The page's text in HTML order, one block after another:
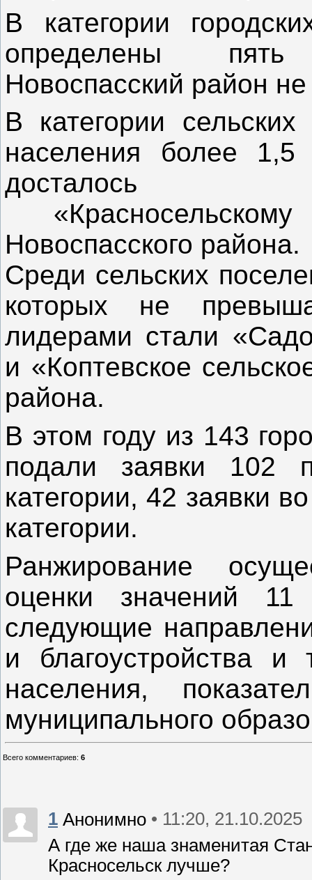
В категории
определены
Новоспасский район
В категории
населения более
досталось
Новоспасского района.
Среди сельских
которых не
лидерами стали
и «Коптевское
района.
В этом году из 143
подали заявки 102
категории, 42 заявки
категории.
Ранжирование
оценки значений 11
следующие
и благоустройства и
населения,
муниципального
Всего комментариев: 6
1 Анонимно • 11:20, 21.10.2025
А где же наша знаменитая
Красносельск лучше?